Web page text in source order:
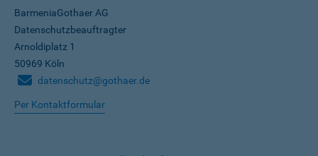
BarmeniaGothaer AG
Datenschutzbeauftragter
Arnoldiplatz 1
50969 Köln
datenschutz@gothaer.de
Per Kontaktformular